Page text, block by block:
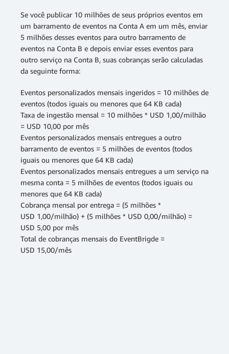
Se você publicar 10 milhões de seus próprios eventos em
um barramento de eventos na Conta A em um mês, enviar
5 milhões desses eventos para outro barramento de
eventos na Conta B e depois enviar esses eventos para
outro serviço na Conta B, suas cobranças serão calculadas
da seguinte forma:
Eventos personalizados mensais ingeridos = 10 milhões de
eventos (todos iguais ou menores que 64 KB cada)
Taxa de ingestão mensal = 10 milhões * USD 1,00/milhão
= USD 10,00 por mês
Eventos personalizados mensais entregues a outro
barramento de eventos = 5 milhões de eventos (todos
iguais ou menores que 64 KB cada)
Eventos personalizados mensais entregues a um serviço na
mesma conta = 5 milhões de eventos (todos iguais ou
menores que 64 KB cada)
Cobrança mensal por entrega = (5 milhões *
USD 1,00/milhão) + (5 milhões * USD 0,00/milhão) =
USD 5,00 por mês
Total de cobranças mensais do EventBrigde =
USD 15,00/mês